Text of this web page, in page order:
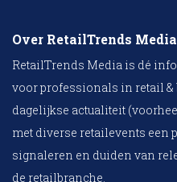
Over RetailTrends Media
RetailTrends Media is dé
voor professionals in retail &
dagelijkse actualiteit
met diverse retailevents een
signaleren en duiden van
de retailbranche.